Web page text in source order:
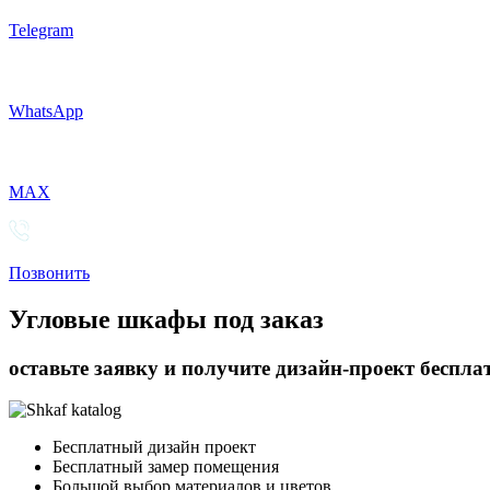
Telegram
WhatsApp
MAX
Позвонить
Угловые шкафы под заказ
оставьте заявку и получите дизайн-проект
Бесплатный дизайн проект
Бесплатный замер помещения